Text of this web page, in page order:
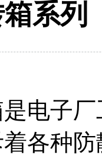
系列
电子
各种